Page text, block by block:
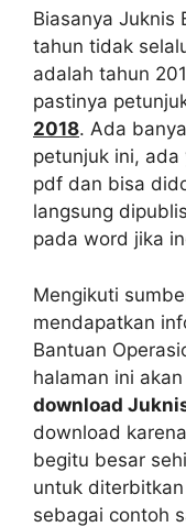
Biasanya Juknis
tahun tidak
adalah tahun
pastinya
2018. Ada
petunjuk ini,
pdf dan bisa
langsung
pada word jika
Mengikuti
mendapatkan
Bantuan
halaman ini
download
download
begitu besar
untuk
sebagai contoh